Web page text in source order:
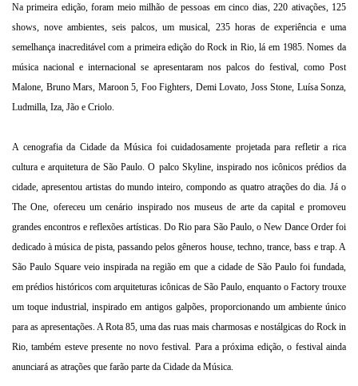
Na primeira edição, foram meio milhão de pessoas em cinco dias, 220 ativações, 125
shows, nove ambientes, seis palcos, um musical, 235 horas de experiência e uma
semelhança inacreditável com a primeira edição do Rock in Rio, lá em 1985. Nomes da
música nacional e internacional se apresentaram nos palcos do festival, como Post
Malone, Bruno Mars, Maroon 5, Foo Fighters, Demi Lovato, Joss Stone, Luísa Sonza,
Ludmilla, Iza, Jão e Criolo.
A cenografia da Cidade da Música foi cuidadosamente projetada para refletir a rica
cultura e arquitetura de São Paulo. O palco Skyline, inspirado nos icônicos prédios da
cidade, apresentou artistas do mundo inteiro, compondo as quatro atrações do dia. Já o
The One, ofereceu um cenário inspirado nos museus de arte da capital e promoveu
grandes encontros e reflexões artísticas. Do Rio para São Paulo, o New Dance Order foi
dedicado à música de pista, passando pelos gêneros house, techno, trance, bass e trap. A
São Paulo Square veio inspirada na região em que a cidade de São Paulo foi fundada,
em prédios históricos com arquiteturas icônicas de São Paulo, enquanto o Factory trouxe
um toque industrial, inspirado em antigos galpões, proporcionando um ambiente único
para as apresentações. A Rota 85, uma das ruas mais charmosas e nostálgicas do Rock in
Rio, também esteve presente no novo festival. Para a próxima edição, o festival ainda
anunciará as atrações que farão parte da Cidade da Música.